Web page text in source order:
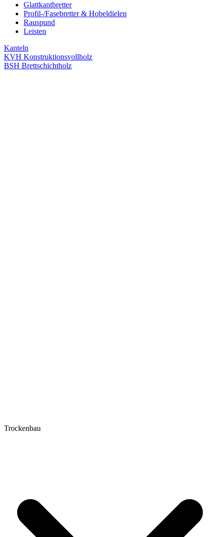
Glattkantbretter
Profil-/Fasebretter & Hobeldielen
Rauspund
Leisten
Kanteln
KVH Konstruktionsvollholz
BSH Brettschichtholz
Trockenbau